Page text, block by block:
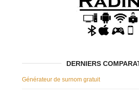
DERNIERS
Générateur de surnom gratuit